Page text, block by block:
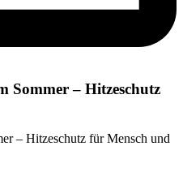
Sommer – Hitzeschutz
– Hitzeschutz für Mensch und